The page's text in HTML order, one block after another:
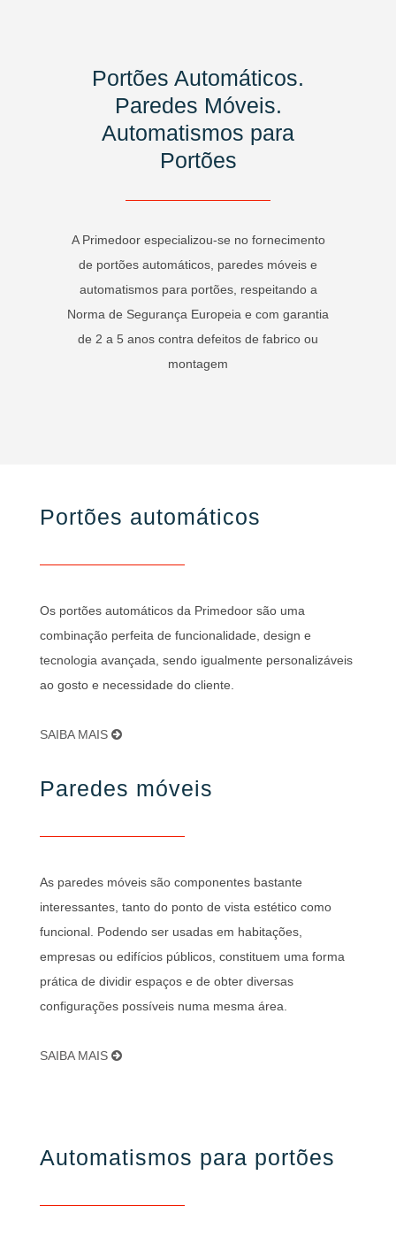
Portões Automáticos.
Paredes Móveis.
Automatismos para
Portões
A Primedoor especializou-se no fornecimento
de portões automáticos, paredes móveis e
automatismos para portões, respeitando a
Norma de Segurança Europeia e com garantia
de 2 a 5 anos contra defeitos de fabrico ou
montagem
Portões automáticos
Os portões automáticos da Primedoor são uma
combinação perfeita de funcionalidade, design e
tecnologia avançada, sendo igualmente personalizáveis
ao gosto e necessidade do cliente.
SAIBA MAIS
Paredes móveis
As paredes móveis são componentes bastante
interessantes, tanto do ponto de vista estético como
funcional. Podendo ser usadas em habitações,
empresas ou edifícios públicos, constituem uma forma
prática de dividir espaços e de obter diversas
configurações possíveis numa mesma área.
SAIBA MAIS
Automatismos para portões